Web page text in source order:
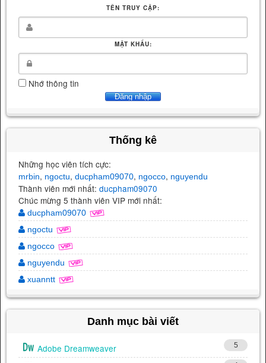
(Phần 7)
TÊN TRUY CẬP:
MẬT KHẨU:
Nhớ thông tin
Thống kê
Những học viên tích cực:
mrbin, ngoctu, ducpham09070, ngocco, nguyendu
Thành viên mới nhất: ducpham09070
Chúc mừng 5 thành viên VIP mới nhất:
ducpham09070
ngoctu
ngocco
nguyendu
xuanntt
Danh mục bài viết
Adobe Dreamweaver 5